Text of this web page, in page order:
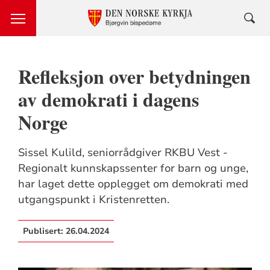
Refleksjon over betydningen
av demokrati i dagens
Norge
Sissel Kulild, seniorrådgiver RKBU Vest -
Regionalt kunnskapssenter for barn og unge,
har laget dette opplegget om demokrati med
utgangspunkt i Kristenretten.
Publisert: 26.04.2024